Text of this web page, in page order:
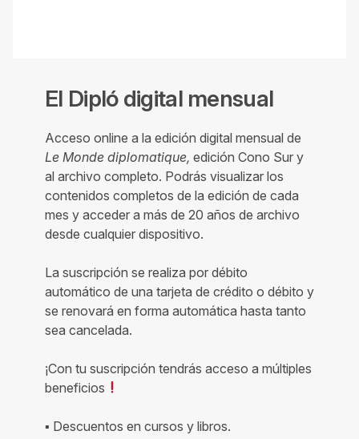
El Dipló digital mensual
Acceso online a la edición digital mensual de
Le Monde diplomatique, edición Cono Sur y
al archivo completo. Podrás visualizar los
contenidos completos de la edición de cada
mes y acceder a más de 20 años de archivo
desde cualquier dispositivo.
La suscripción se realiza por débito
automático de una tarjeta de crédito o débito y
se renovará en forma automática hasta tanto
sea cancelada.
¡Con tu suscripción tendrás acceso a múltiples
beneficios
▪ Descuentos en cursos y libros.